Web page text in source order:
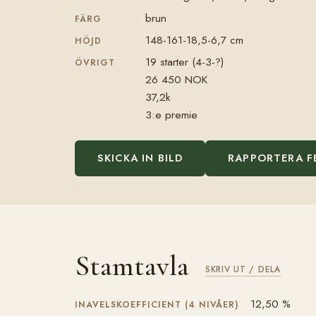
FÄRG brun
HÖJD 148-161-18,5-6,7 cm
ÖVRIGT
19 starter (4-3-?)
26 450 NOK
37,2k
3:e premie
SKICKA IN BILD RAPPORTERA
Stamtavla SKRIV UT / DELA
INAVELSKOEFFICIENT (4 NIVÅER) 12,50 %